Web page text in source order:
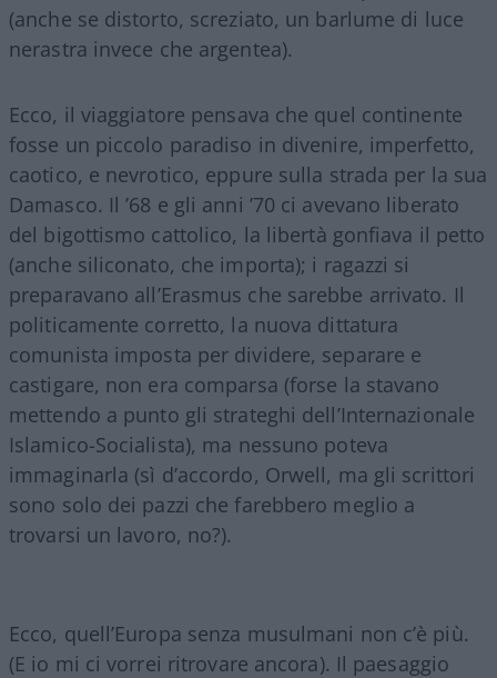
(anche se distorto, screziato, un barlume di luce
nerastra invece che argentea).
Ecco, il viaggiatore pensava che quel continente
fosse un piccolo paradiso in divenire, imperfetto,
caotico, e nevrotico, eppure sulla strada per la sua
Damasco. Il ’68 e gli anni ’70 ci avevano liberato
del bigottismo cattolico, la libertà gonfiava il petto
(anche siliconato, che importa); i ragazzi si
preparavano all’Erasmus che sarebbe arrivato. Il
politicamente corretto, la nuova dittatura
comunista imposta per dividere, separare e
castigare, non era comparsa (forse la stavano
mettendo a punto gli strateghi dell’Internazionale
Islamico-Socialista), ma nessuno poteva
immaginarla (sì d’accordo, Orwell, ma gli scrittori
sono solo dei pazzi che farebbero meglio a
trovarsi un lavoro, no?).
Ecco, quell’Europa senza musulmani non c’è più.
(E io mi ci vorrei ritrovare ancora). Il paesaggio